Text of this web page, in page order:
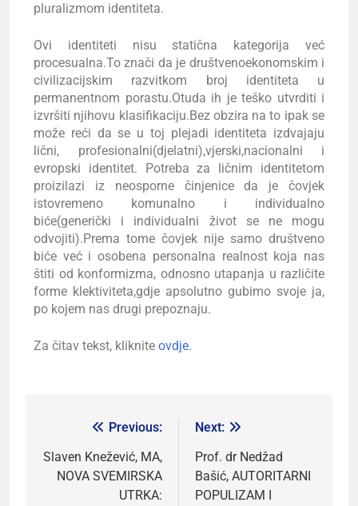
pluralizmom identiteta.
Ovi identiteti nisu statična kategorija već
procesualna.To znači da je društvenoekonomskim i
civilizacijskim razvitkom broj identiteta u
permanentnom porastu.Otuda ih je teško utvrditi i
izvršiti njihovu klasifikaciju.Bez obzira na to ipak se
može reći da se u toj plejadi identiteta izdvajaju
lični, profesionalni(djelatni),vjerski,nacionalni i
evropski identitet. Potreba za ličnim identitetom
proizilazi iz neosporne činjenice da je čovjek
istovremeno komunalno i individualno
biće(generički i individualni život se ne mogu
odvojiti).Prema tome čovjek nije samo društveno
biće već i osobena personalna realnost koja nas
štiti od konformizma, odnosno utapanja u različite
forme klektiviteta,gdje apsolutno gubimo svoje ja,
po kojem nas drugi prepoznaju.
Za čitav tekst, kliknite ovdje.
Previous:
Slaven Knežević, MA,
NOVA SVEMIRSKA
UTRKA:
Next:
Prof. dr Nedžad
Bašić, AUTORITARNI
POPULIZAM I